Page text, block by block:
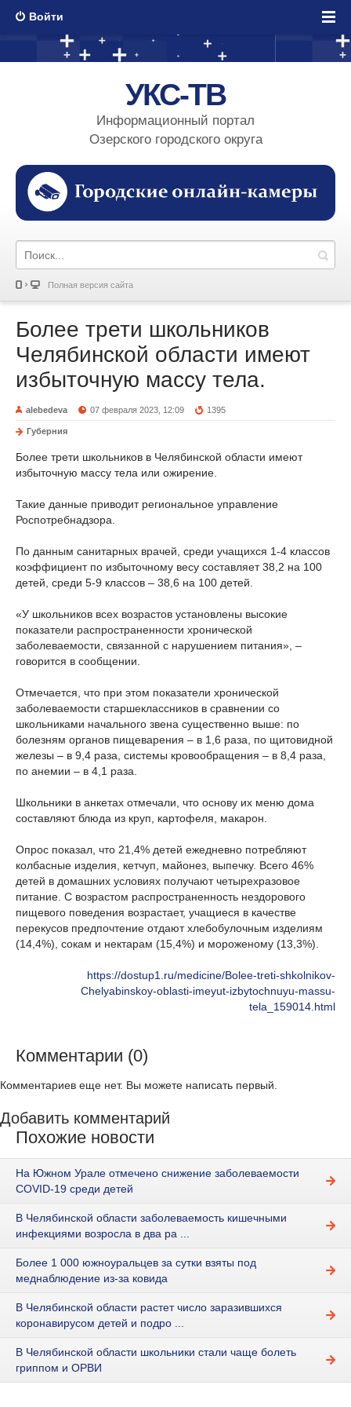
Войти
УКС-ТВ
Информационный портал
Озерского городского округа
Полная версия сайта
Более трети школьников
Челябинской области имеют
избыточную массу тела.
alebedeva 07 февраля 2023, 12:09 1395
Губерния
Более трети школьников в Челябинской области имеют
избыточную массу тела или ожирение.
Такие данные приводит региональное управление
Роспотребнадзора.
По данным санитарных врачей, среди учащихся 1-4 классов
коэффициент по избыточному весу составляет 38,2 на 100
детей, среди 5-9 классов – 38,6 на 100 детей.
«У школьников всех возрастов установлены высокие
показатели распространенности хронической
заболеваемости, связанной с нарушением питания», –
говорится в сообщении.
Отмечается, что при этом показатели хронической
заболеваемости старшеклассников в сравнении со
школьниками начального звена существенно выше: по
болезням органов пищеварения – в 1,6 раза, по щитовидной
железы – в 9,4 раза, системы кровообращения – в 8,4 раза,
по анемии – в 4,1 раза.
Школьники в анкетах отмечали, что основу их меню дома
составляют блюда из круп, картофеля, макарон.
Опрос показал, что 21,4% детей ежедневно потребляют
колбасные изделия, кетчуп, майонез, выпечку. Всего 46%
детей в домашних условиях получают четырехразовое
питание. С возрастом распространенность нездорового
пищевого поведения возрастает, учащиеся в качестве
перекусов предпочтение отдают хлебобулочным изделиям
(14,4%), сокам и нектарам (15,4%) и мороженому (13,3%).
https://dostup1.ru/medicine/Bolee-treti-shkolnikov-
Chelyabinskoy-oblasti-imeyut-izbytochnuyu-massu-
tela_159014.html
Комментарии (0)
Комментариев еще нет. Вы можете написать первый.
Добавить комментарий
Похожие новости
На Южном Урале отмечено снижение заболеваемости
COVID-19 среди детей
В Челябинской области заболеваемость кишечными
инфекциями возросла в два ра ...
Более 1 000 южноуральцев за сутки взяты под
меднаблюдение из-за ковида
В Челябинской области растет число заразившихся
коронавирусом детей и подро ...
В Челябинской области школьники стали чаще болеть
гриппом и ОРВИ